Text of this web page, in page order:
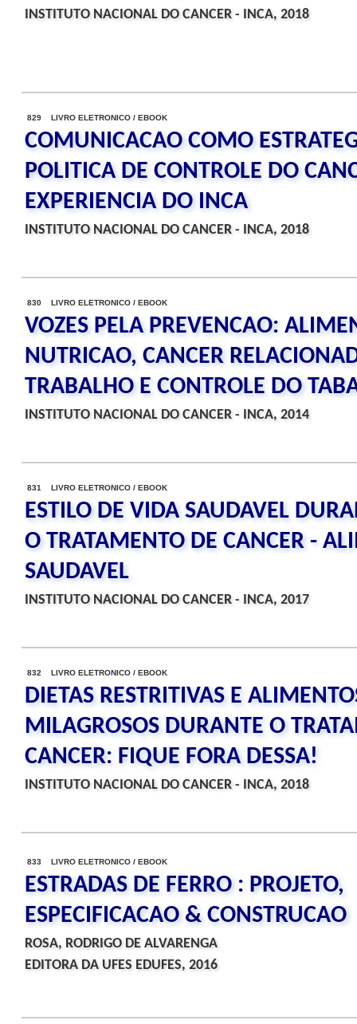
INSTITUTO NACIONAL DO CANCER - INCA, 2018
829 LIVRO ELETRONICO / EBOOK
COMUNICACAO COMO
POLITICA DE CONTROLE DO
EXPERIENCIA DO INCA
INSTITUTO NACIONAL DO CANCER - INCA, 2018
830 LIVRO ELETRONICO / EBOOK
VOZES PELA PREVENCAO:
NUTRICAO, CANCER
TRABALHO E CONTROLE DO
INSTITUTO NACIONAL DO CANCER - INCA, 2014
831 LIVRO ELETRONICO / EBOOK
ESTILO DE VIDA SAUDAVEL
O TRATAMENTO DE CANCER -
SAUDAVEL
INSTITUTO NACIONAL DO CANCER - INCA, 2017
832 LIVRO ELETRONICO / EBOOK
DIETAS RESTRITIVAS E
MILAGROSOS DURANTE O
CANCER: FIQUE FORA DESSA!
INSTITUTO NACIONAL DO CANCER - INCA, 2018
833 LIVRO ELETRONICO / EBOOK
ESTRADAS DE FERRO : PROJETO,
ESPECIFICACAO & CONSTRUCAO
ROSA, RODRIGO DE ALVARENGA
EDITORA DA UFES EDUFES, 2016